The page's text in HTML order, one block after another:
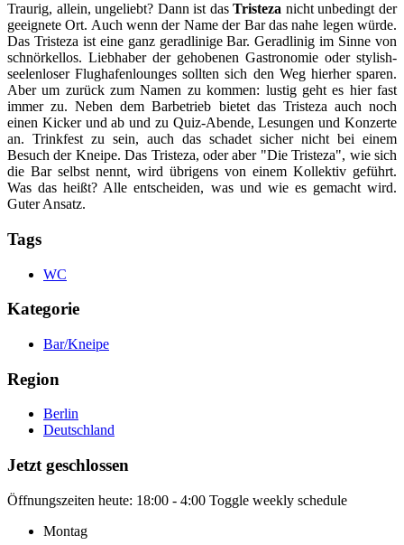
Traurig, allein, ungeliebt? Dann ist dasTristeza nicht unbedingt der
geeignete Ort. Auch wenn der Name der Bar das nahe legen würde.
Das Tristeza ist eine ganz geradlinige Bar. Geradlinig im Sinne von
schnörkellos. Liebhaber der gehobenen Gastronomie oder stylish-
seelenloser Flughafenlounges sollten sich den Weg hierher sparen.
Aber um zurück zum Namen zu kommen: lustig geht es hier fast
immer zu. Neben dem Barbetrieb bietet das Tristeza auch noch
einen Kicker und ab und zu Quiz-Abende, Lesungen und Konzerte
an. Trinkfest zu sein, auch das schadet sicher nicht bei einem
Besuch der Kneipe. Das Tristeza, oder aber "Die Tristeza", wie sich
die Bar selbst nennt, wird übrigens von einem Kollektiv geführt.
Was das heißt? Alle entscheiden, was und wie es gemacht wird.
Guter Ansatz.
Tags
WC
Kategorie
Bar/Kneipe
Region
Berlin
Deutschland
Jetzt geschlossen
Öffnungszeiten heute: 18:00 - 4:00 Toggle weekly schedule
Montag